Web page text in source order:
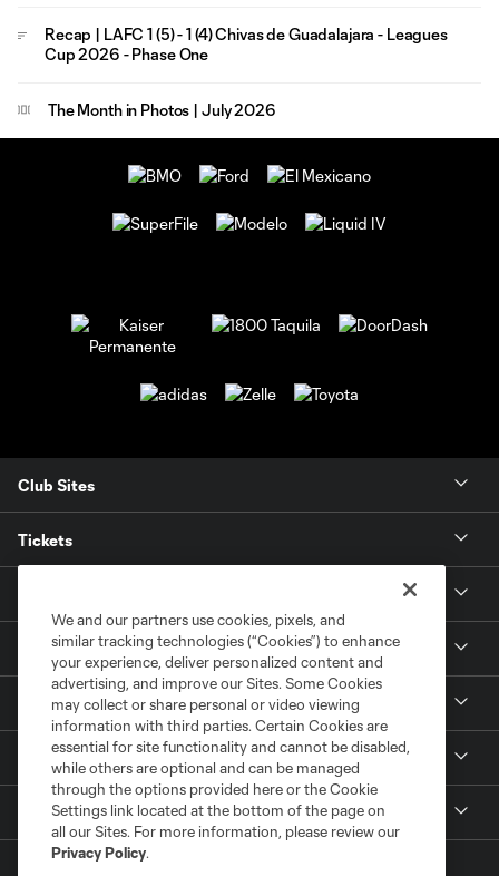
Recap | LAFC 1 (5) - 1 (4) Chivas de Guadalajara - Leagues
Cup 2026 - Phase One
The Month in Photos | July 2026
Club Sites
Tickets
Club
Matchday
Stadium
More +
We and our partners use cookies, pixels, and
similar tracking technologies (“Cookies”) to enhance
your experience, deliver personalized content and
advertising, and improve our Sites. Some Cookies
may collect or share personal or video viewing
information with third parties. Certain Cookies are
essential for site functionality and cannot be disabled,
while others are optional and can be managed
through the options provided here or the Cookie
Settings link located at the bottom of the page on
all our Sites. For more information, please review our
Privacy Policy.